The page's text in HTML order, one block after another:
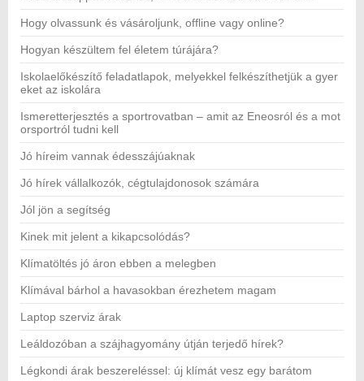
Hogy olvassunk és vásároljunk, offline vagy online?
Hogyan készültem fel életem túrájára?
Iskolaelőkészítő feladatlapok, melyekkel felkészíthetjük a gyer
eket az iskolára
Ismeretterjesztés a sportrovatban – amit az Eneosról és a mot
orsportról tudni kell
Jó híreim vannak édesszájúaknak
Jó hírek vállalkozók, cégtulajdonosok számára
Jól jön a segítség
Kinek mit jelent a kikapcsolódás?
Klímatöltés jó áron ebben a melegben
Klímával bárhol a havasokban érezhetem magam
Laptop szerviz árak
Leáldozóban a szájhagyomány útján terjedő hírek?
Légkondi árak beszereléssel: új klímát vesz egy barátom